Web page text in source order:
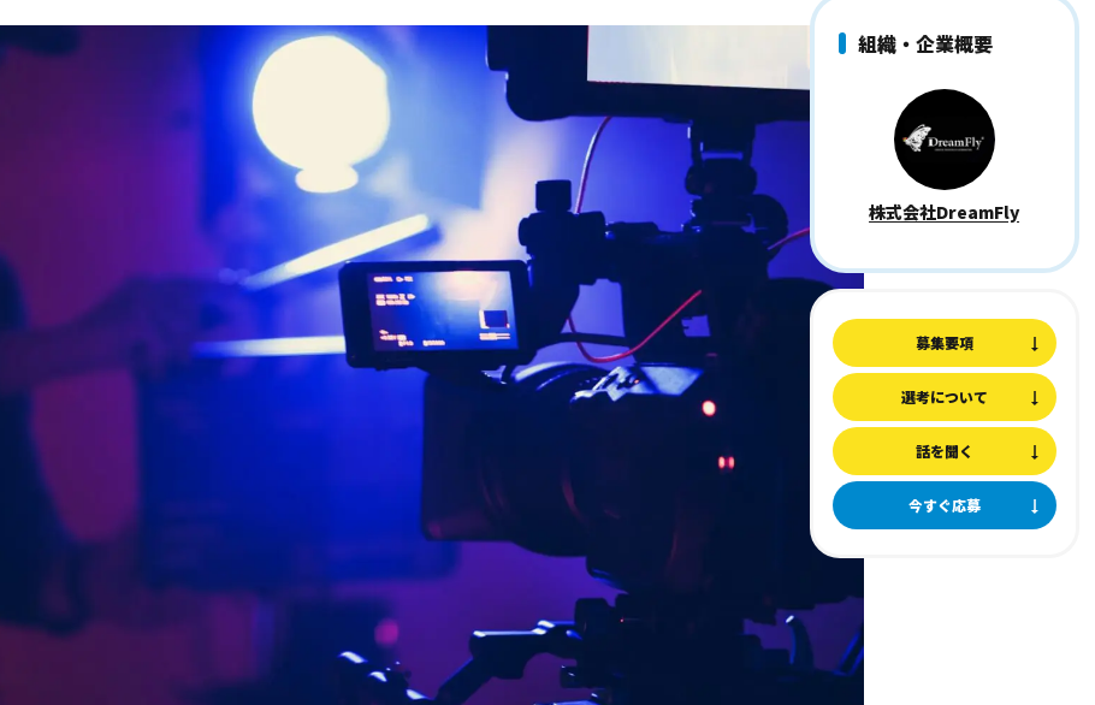
組織・企業概要
株式会社DreamFly
募集要項
選考について
話を聞く
今すぐ応募